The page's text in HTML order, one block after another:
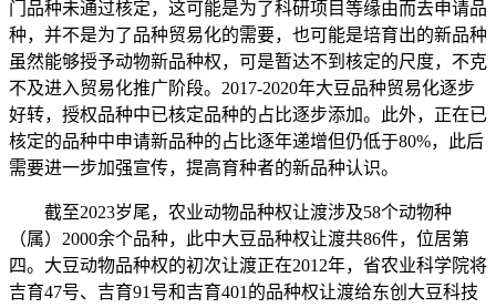
门品种未通过核定，这可能是为了科研项目等缘由而去申请品
种，并不是为了品种贸易化的需要，也可能是培育出的新品种
虽然能够授予动物新品种权，可是暂达不到核定的尺度，不克
不及进入贸易化推广阶段。2017-2020年大豆品种贸易化逐步
好转，授权品种中已核定品种的占比逐步添加。此外，正在已
核定的品种中申请新品种的占比逐年递增但仍低于80%，此后
需要进一步加强宣传，提高育种者的新品种认识。
截至2023岁尾，农业动物品种权让渡涉及58个动物种
（属）2000余个品种，此中大豆品种权让渡共86件，位居第
四。大豆动物品种权的初次让渡正在2012年，省农业科学院将
吉育47号、吉育91号和吉育401的品种权让渡给东创大豆科技